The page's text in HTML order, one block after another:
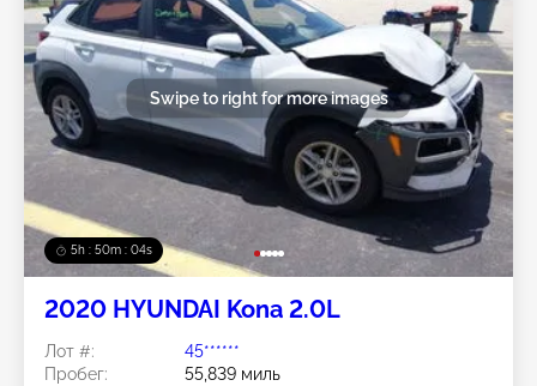
5h : 50m : 01s
Swipe to right for more images
2020 HYUNDAI Kona 2.0L
Лот #:
45******
Пробег:
55,839 миль